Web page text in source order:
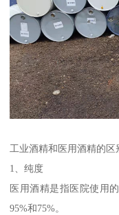
工业酒精和医用酒精的区
1、纯度
医用酒精是指医院使用
95%和75%。